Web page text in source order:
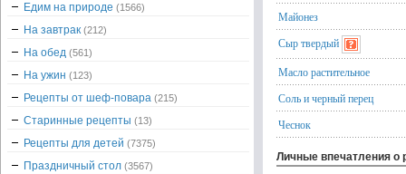
Майонез
Сыр твердый
Масло растительное
Соль и черный перец
Чеснок
Личные впечатления о
Едим на природе (1566)
На завтрак (212)
На обед (561)
На ужин (123)
Рецепты от шеф-повара (215)
Старинные рецепты (13)
Рецепты для детей (7375)
Праздничный стол (3567)